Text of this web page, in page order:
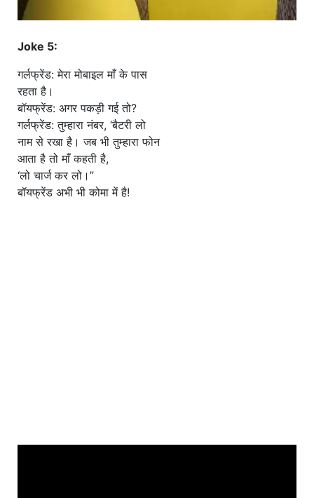
Joke 5:
गर्लफ्रेंड: मेरा मोबाइल माँ के पास
रहता है।
बॉयफ्रेंड: अगर पकड़ी गई तो?
गर्लफ्रेंड: तुम्हारा नंबर, ‘बैटरी लो
नाम से रखा है। जब भी तुम्हारा फोन
आता है तो माँ कहती है,
‘लो चार्ज कर लो।”
बॉयफ्रेंड अभी भी कोमा में है!